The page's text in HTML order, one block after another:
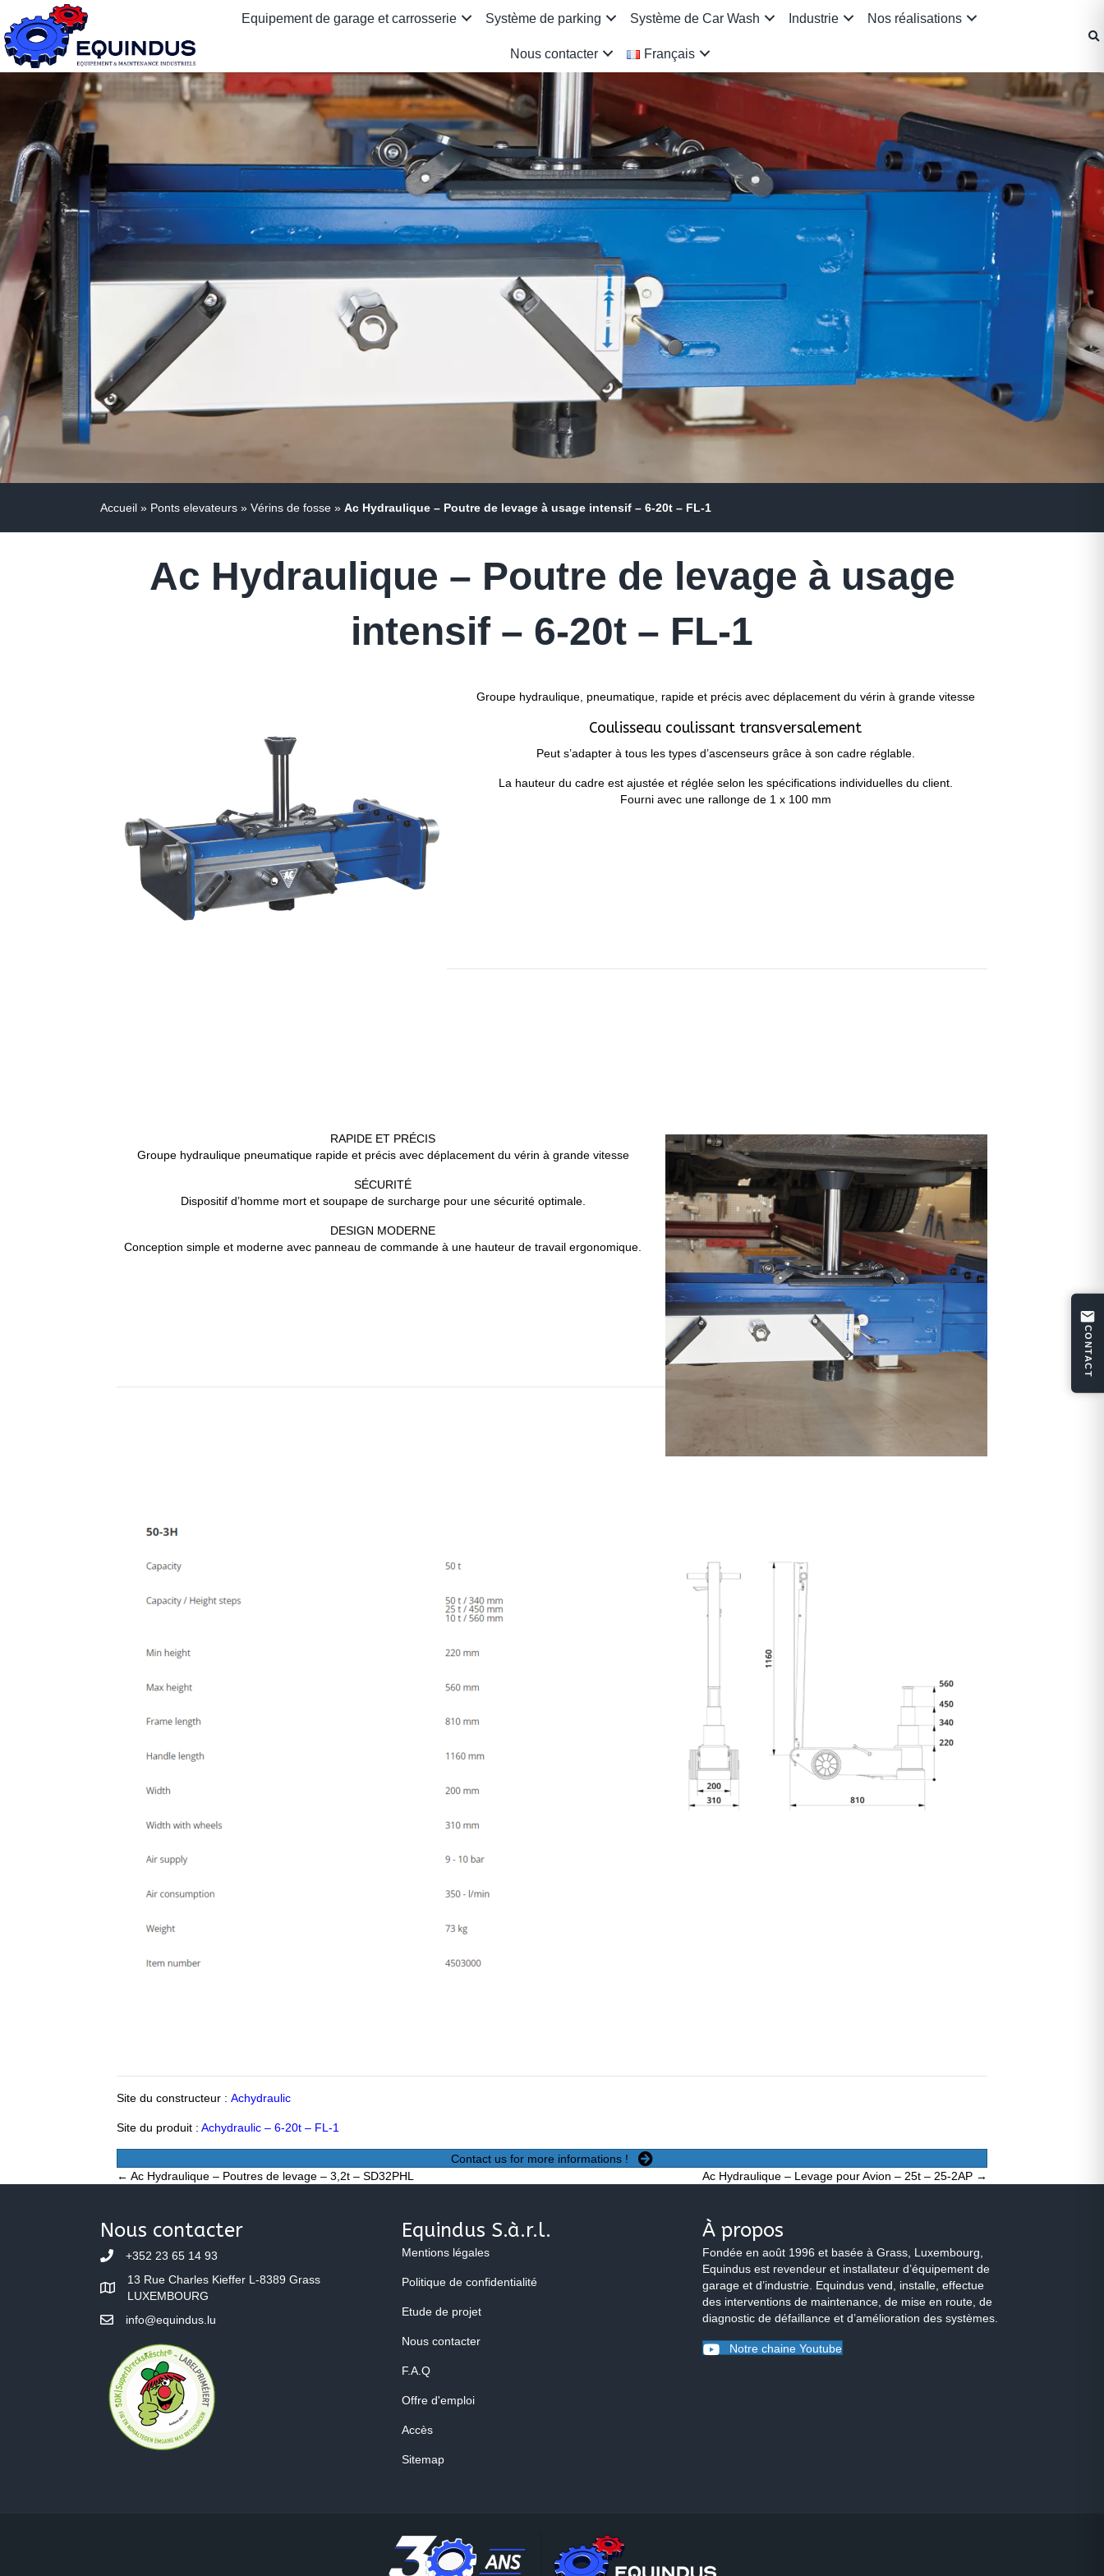
Equipement de garage et carrosserie Système de parking Système de Car Wash Industrie Nos réalisations
Nous contacter Français
Accueil » Ponts elevateurs » Vérins de fosse » Ac Hydraulique – Poutre de levage à usage intensif – 6-20t – FL-1
Ac Hydraulique – Poutre de levage à usage
intensif – 6-20t – FL-1
Groupe hydraulique, pneumatique, rapide et précis avec déplacement du vérin à grande vitesse
Coulisseau coulissant transversalement
Peut s’adapter à tous les types d’ascenseurs grâce à son cadre réglable.
La hauteur du cadre est ajustée et réglée selon les spécifications individuelles du client.
Fourni avec une rallonge de 1 x 100 mm
RAPIDE ET PRÉCIS
Groupe hydraulique pneumatique rapide et précis avec déplacement du vérin à grande vitesse
SÉCURITÉ
Dispositif d’homme mort et soupape de surcharge pour une sécurité optimale.
DESIGN MODERNE
Conception simple et moderne avec panneau de commande à une hauteur de travail ergonomique.
Site du constructeur : Achydraulic
Site du produit : Achydraulic – 6-20t – FL-1
Contact us for more informations !
Posts
navigation
← Ac Hydraulique – Poutres de levage – 3,2t – SD32PHL Ac Hydraulique – Levage pour Avion – 25t – 25-2AP →
Nous contacter
+352 23 65 14 93
13 Rue Charles Kieffer L-8389 Grass
LUXEMBOURG
info@equindus.lu
Equindus S.à.r.l.
Mentions légales
Politique de confidentialité
Etude de projet
Nous contacter
F.A.Q
Offre d'emploi
Accès
Sitemap
À propos
Fondée en août 1996 et basée à Grass, Luxembourg,
Equindus est revendeur et installateur d’équipement de
garage et d’industrie. Equindus vend, installe, effectue
des interventions de maintenance, de mise en route, de
diagnostic de défaillance et d’amélioration des systèmes.
Notre chaine Youtube
CONTACT